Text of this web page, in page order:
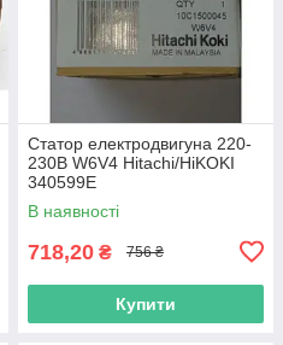
Статор електродвигуна 220-
230В W6V4 Hitachi/HiKOKI
340599E
В наявності
718,20 ₴ 756 ₴
Купити